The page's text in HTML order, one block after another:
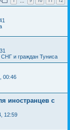
и граждан Туниса
00:46
иностранцев с
12:59